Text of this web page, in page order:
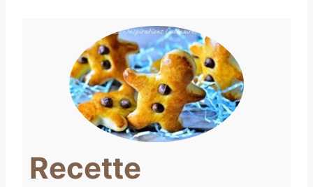
Recette